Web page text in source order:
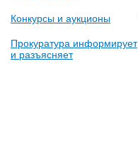
Конкурсы и аукционы
Прокуратура информирует
и разъясняет